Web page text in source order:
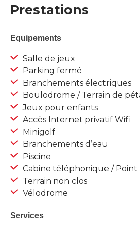
Prestations
Equipements
Salle de jeux
Parking fermé
Branchements électriques
Boulodrome / Terrain de
Jeux pour enfants
Accès Internet privatif Wifi
Minigolf
Branchements d’eau
Piscine
Cabine téléphonique / Point
Terrain non clos
Vélodrome
Services